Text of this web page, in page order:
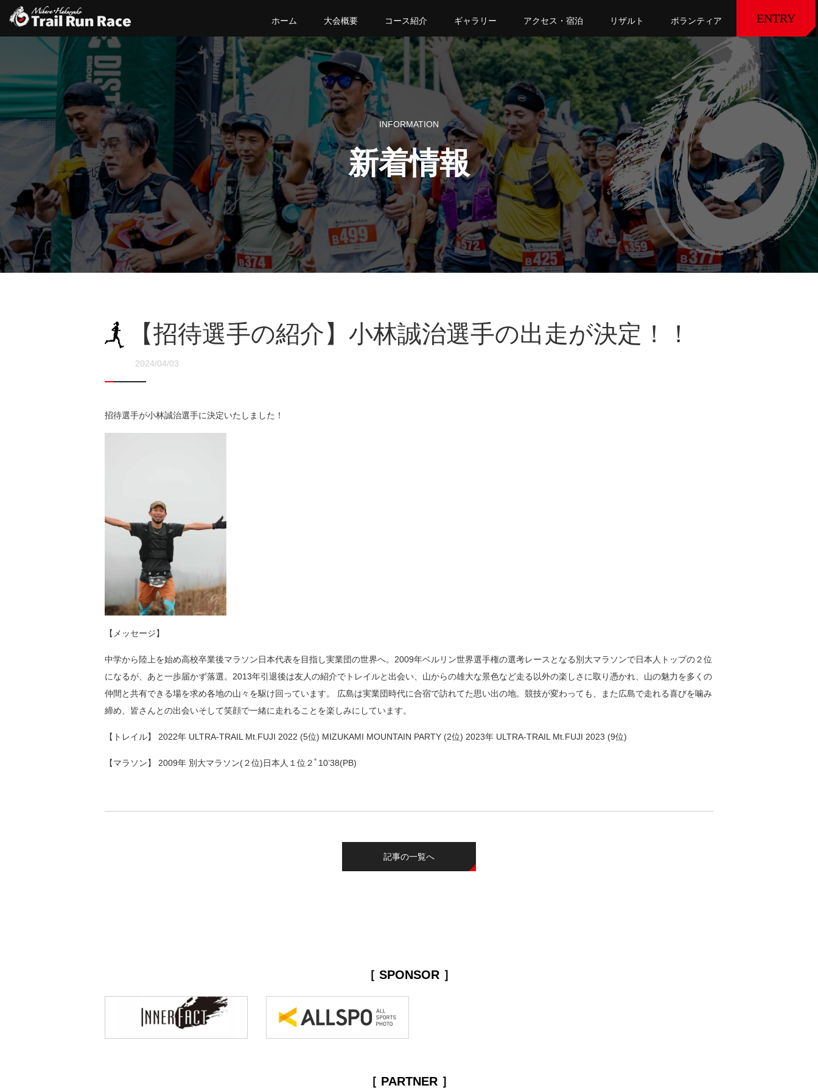
ホーム 大会概要 コース紹介 ギャラリー アクセス・宿泊 リザルト ボランティア ENTRY
INFORMATION
新着情報
【招待選手の紹介】小林誠治選手の出走が決定！！
2024/04/03
招待選手が小林誠治選手に決定いたしました！
【メッセージ】
中学から陸上を始め高校卒業後マラソン日本代表を目指し実業団の世界へ。2009年ベルリン世界選手権の選考レースとなる別大マラソンで日本人トップの２位
になるが、あと一歩届かず落選。2013年引退後は友人の紹介でトレイルと出会い、山からの雄大な景色など走る以外の楽しさに取り憑かれ、山の魅力を多くの
仲間と共有できる場を求め各地の山々を駆け回っています。 広島は実業団時代に合宿で訪れてた思い出の地。競技が変わっても、また広島で走れる喜びを噛み
締め、皆さんとの出会いそして笑顔で一緒に走れることを楽しみにしています。
【トレイル】 2022年 ULTRA-TRAIL Mt.FUJI 2022 (5位) MIZUKAMI MOUNTAIN PARTY (2位) 2023年 ULTRA-TRAIL Mt.FUJI 2023 (9位)
【マラソン】 2009年 別大マラソン(２位)日本人１位２ﾟ10’38(PB)
記事の一覧へ
［ SPONSOR ］
［ PARTNER ］